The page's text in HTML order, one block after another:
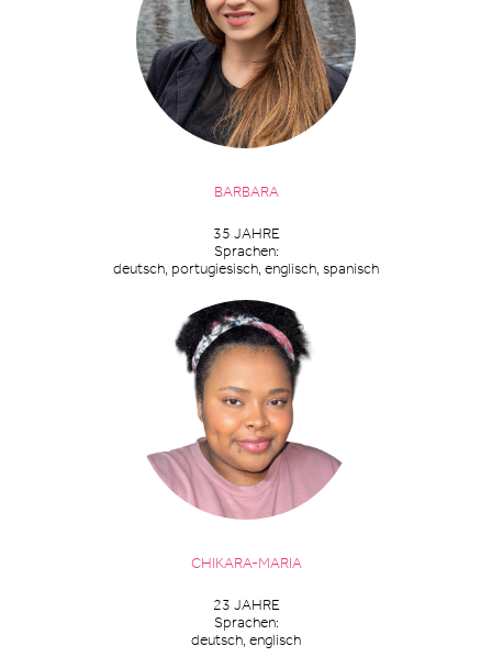
BARBARA
35 JAHRE
Sprachen:
deutsch, portugiesisch, englisch, spanisch
CHIKARA-MARIA
23 JAHRE
Sprachen:
deutsch, englisch